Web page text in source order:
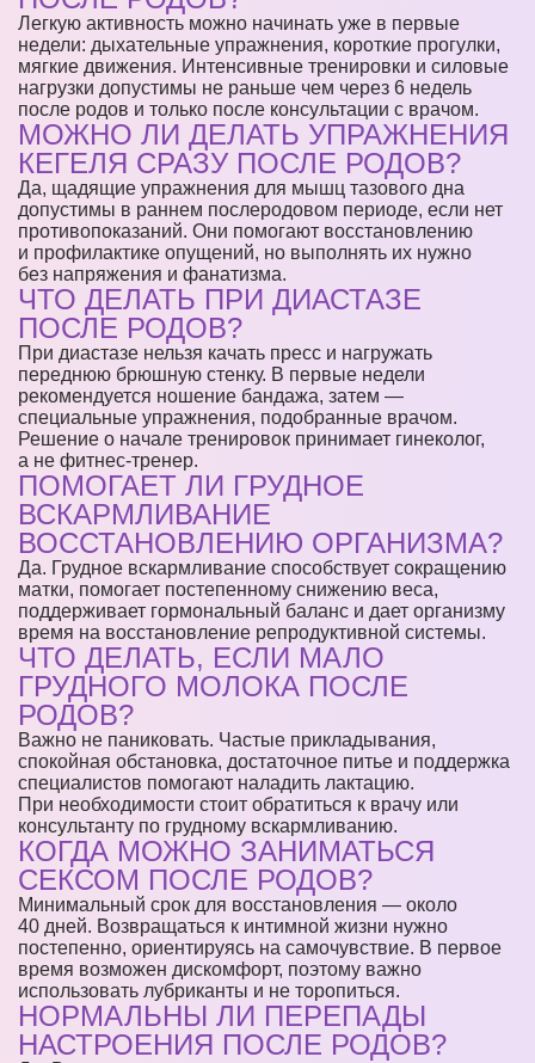
Легкую активность можно начинать уже в первые
недели: дыхательные упражнения, короткие прогулки,
мягкие движения. Интенсивные тренировки и силовые
нагрузки допустимы не раньше чем через 6 недель
после родов и только после консультации с врачом.
МОЖНО ЛИ ДЕЛАТЬ УПРАЖНЕНИЯ
КЕГЕЛЯ СРАЗУ ПОСЛЕ РОДОВ?
Да, щадящие упражнения для мышц тазового дна
допустимы в раннем послеродовом периоде, если нет
противопоказаний. Они помогают восстановлению
и профилактике опущений, но выполнять их нужно
без напряжения и фанатизма.
ЧТО ДЕЛАТЬ ПРИ ДИАСТАЗЕ
ПОСЛЕ РОДОВ?
При диастазе нельзя качать пресс и нагружать
переднюю брюшную стенку. В первые недели
рекомендуется ношение бандажа, затем —
специальные упражнения, подобранные врачом.
Решение о начале тренировок принимает гинеколог,
а не фитнес-тренер.
ПОМОГАЕТ ЛИ ГРУДНОЕ
ВСКАРМЛИВАНИЕ
ВОССТАНОВЛЕНИЮ ОРГАНИЗМА?
Да. Грудное вскармливание способствует сокращению
матки, помогает постепенному снижению веса,
поддерживает гормональный баланс и дает организму
время на восстановление репродуктивной системы.
ЧТО ДЕЛАТЬ, ЕСЛИ МАЛО
ГРУДНОГО МОЛОКА ПОСЛЕ
РОДОВ?
Важно не паниковать. Частые прикладывания,
спокойная обстановка, достаточное питье и поддержка
специалистов помогают наладить лактацию.
При необходимости стоит обратиться к врачу или
консультанту по грудному вскармливанию.
КОГДА МОЖНО ЗАНИМАТЬСЯ
СЕКСОМ ПОСЛЕ РОДОВ?
Минимальный срок для восстановления — около
40 дней. Возвращаться к интимной жизни нужно
постепенно, ориентируясь на самочувствие. В первое
время возможен дискомфорт, поэтому важно
использовать лубриканты и не торопиться.
НОРМАЛЬНЫ ЛИ ПЕРЕПАДЫ
НАСТРОЕНИЯ ПОСЛЕ РОДОВ?